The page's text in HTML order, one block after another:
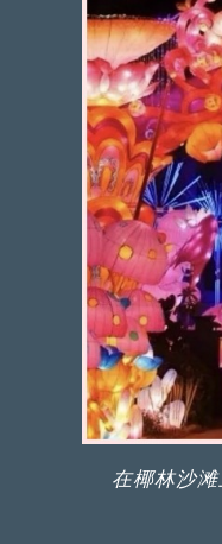
在椰林沙